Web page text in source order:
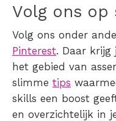
Volg ons op
Volg ons onder
Pinterest. Daar krijg
het gebied van
slimme tips
skills een boost
en overzichtelijk in